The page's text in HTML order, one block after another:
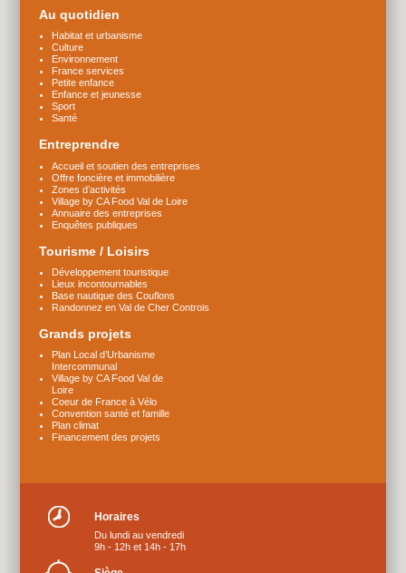
Au quotidien
Habitat et urbanisme
Culture
Environnement
France services
Petite enfance
Enfance et jeunesse
Sport
Santé
Entreprendre
Accueil et soutien des entreprises
Offre foncière et immobilière
Zones d’activités
Village by CA Food Val de Loire
Annuaire des entreprises
Enquêtes publiques
Tourisme / Loisirs
Développement touristique
Lieux incontournables
Base nautique des Couflons
Randonnez en Val de Cher Controis
Grands projets
Plan Local d’Urbanisme
Intercommunal
Village by CA Food Val de
Loire
Coeur de France à Vélo
Convention santé et famille
Plan climat
Financement des projets
Horaires
Du lundi au vendredi
9h - 12h et 14h - 17h